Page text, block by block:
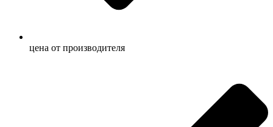
ценa от производителя